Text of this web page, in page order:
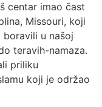
centar imao čast
Missouri, koji
boravili u našoj
teravih-namaza.
priliku
koji je održao